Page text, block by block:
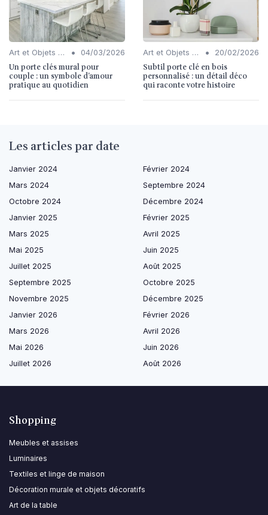
Art et Objets Décoratifs • 04/03/2026
Un porte clés mural pour
couple : un symbole d’amour
pratique au quotidien
Art et Objets Décoratifs • 20/02/2026
Subtil porte clé en bois
personnalisé : un détail déco
qui raconte votre histoire
Les articles par date
Janvier 2024
Février 2024
Mars 2024
Septembre 2024
Octobre 2024
Décembre 2024
Janvier 2025
Février 2025
Mars 2025
Avril 2025
Mai 2025
Juin 2025
Juillet 2025
Août 2025
Septembre 2025
Octobre 2025
Novembre 2025
Décembre 2025
Janvier 2026
Février 2026
Mars 2026
Avril 2026
Mai 2026
Juin 2026
Juillet 2026
Août 2026
Shopping
Meubles et assises
Luminaires
Textiles et linge de maison
Décoration murale et objets décoratifs
Art de la table